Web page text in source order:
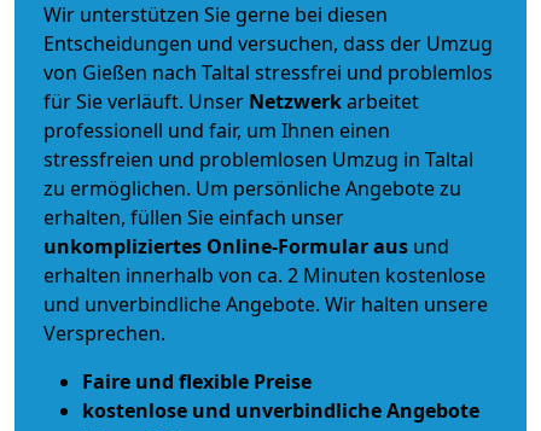
Wir unterstützen Sie gerne bei diesen
Entscheidungen und versuchen, dass der Umzug
von Gießen nach Taltal stressfrei und problemlos
für Sie verläuft. Unser Netzwerkarbeitet
professionell und fair, um Ihnen einen
stressfreien und problemlosen Umzug in Taltal
zu ermöglichen. Um persönliche Angebote zu
erhalten, füllen Sie einfach unser
unkompliziertes Online-Formular aus und
erhalten innerhalb von ca. 2 Minuten kostenlose
und unverbindliche Angebote. Wir halten unsere
Versprechen.
Faire und flexible Preise
kostenlose und unverbindliche Angebote